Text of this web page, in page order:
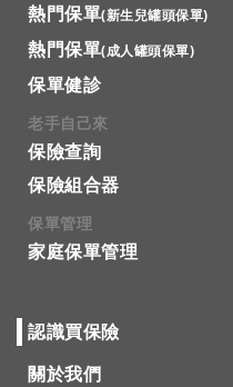
熱門保單(新生兒罐頭保單)
熱門保單(成人罐頭保單)
保單健診
老手自己來
保險查詢
保險組合器
保單管理
家庭保單管理
認識買保險
關於我們